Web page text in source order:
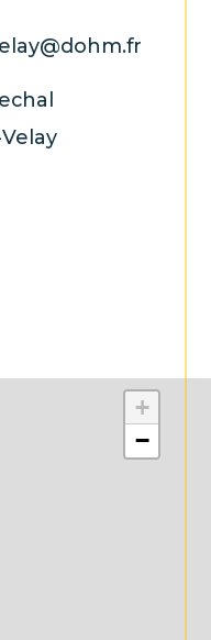
+
−